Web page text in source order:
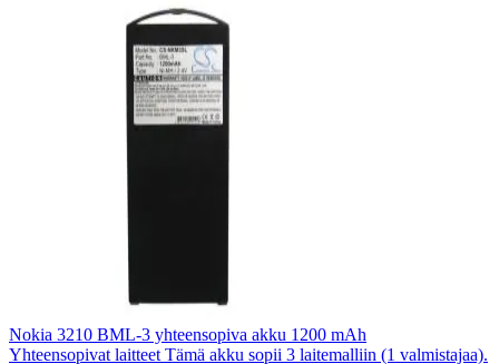
Nokia 3210 BML-3 yhteensopiva akku 1200 mAh
Yhteensopivat laitteet Tämä akku sopii 3 laitemalliin (1 valmistajaa).